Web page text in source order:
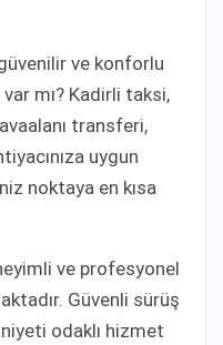
ve konforlu
var mı? Kadirli taksi,
transferi,
uygun
noktaya en kısa
ve profesyonel
Güvenli sürüş
odaklı hizmet